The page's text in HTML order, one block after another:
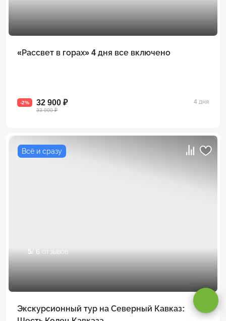
«Рассвет в горах» 4 дня все включено
-2% 32 900 ₽
33 900 ₽
4 дня
Всё и сразу
5/ 6 отзывов
Экскурсионный тур на Северный Кавказ:
Принимаю